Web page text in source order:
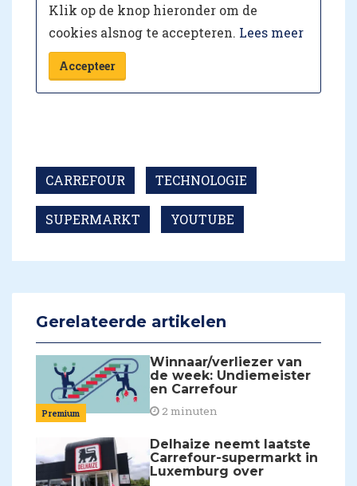
Klik op de knop hieronder om de
cookies alsnog te accepteren. Lees meer
Accepteer
CARREFOUR TECHNOLOGIE
SUPERMARKT YOUTUBE
Gerelateerde artikelen
Premium
Winnaar/verliezer van
de week: Undiemeister
en Carrefour
2 minuten
Delhaize neemt laatste
Carrefour-supermarkt in
Luxemburg over